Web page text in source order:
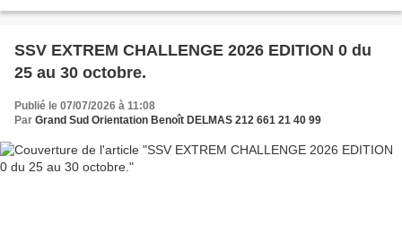
SSV EXTREM CHALLENGE 2026 EDITION 0 du
25 au 30 octobre.
Publié le 07/07/2026 à 11:08
Par Grand Sud Orientation Benoît DELMAS 212 661 21 40 99